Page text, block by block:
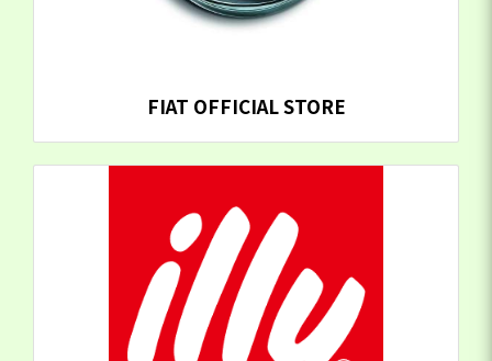
FIAT OFFICIAL STORE